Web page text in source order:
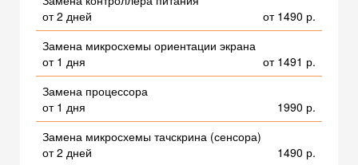
от 2 дней
от 1490 р.
Замена микросхемы ориентации экрана
от 1 дня
от 1491 р.
Замена процессора
от 1 дня
1990 р.
Замена микросхемы тачскрина (сенсора)
от 2 дней
1490 р.